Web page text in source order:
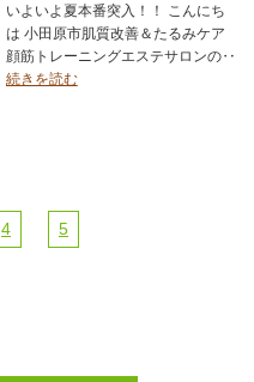
キンケアショップ＆エステ
サロン｜ダーマロジカ｜お
得なメニュー｜フェイシャ
いよいよ夏本番突入！！ こんにち
は 小田原市肌質改善＆たるみケア
顔筋トレーニングエステサロンの‥
続きを読む
4 5